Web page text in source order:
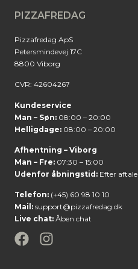
PIZZAFREDAG
Pizzafredag ApS
Petersmindevej 17C
8800 Viborg
CVR: 42604267
Kundeservice
Man – Søn: 08:00 – 20:00
Helligdage: 08:00 – 20:00
Afhentning – Viborg
Man – Fre: 07:30 – 15:00
Udenfor åbningstid: Efter aftale
Telefon: (+45) 60 98 10 10
Mail: support@pizzafredag.dk
Live chat: Åben chat